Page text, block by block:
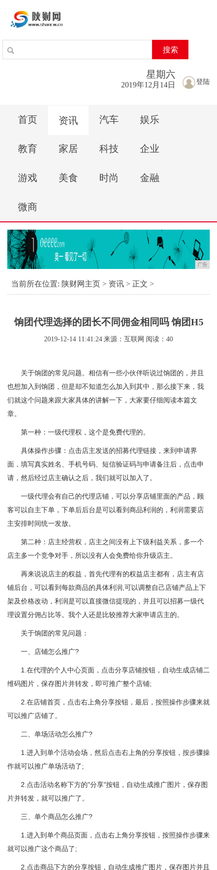
搜索
登陆
星期六
2019年12月14日
首页 资讯 汽车 娱乐
教育 家居 科技 企业
游戏 美食 时尚 金融
微商
广告
当前所在位置: 陕财网主页 > 资讯 > 正文 >
饷团代理选择的团长不同佣金相同吗 饷团H5
2019-12-14 11:41:24 来源：互联网 阅读：40
关于饷团的常见问题。相信有一些小伙伴听说过饷团的，并且
也想加入到饷团，但是却不知道怎么加入到其中，那么接下来，我
们就这个问题来跟大家具体的讲解一下，大家要仔细阅读本篇文
章。
第一种：一级代理权，这个是免费代理的。
具体操作步骤：点击店主发送的招募代理链接，来到申请界
面，填写真实姓名、手机号码、短信验证码与申请备注后，点击申
请，然后经过店主确认之后，我们就可以加入了。
一级代理会有自己的代理店铺，可以分享店铺里面的产品，顾
客可以自主下单，下单后后台是可以看到商品利润的，利润需要店
主安排时间统一发放。
第二种：店主经营权，店主之间没有上下级利益关系，多一个
店主多一个竞争对手，所以没有人会免费给你升级店主。
再来说说店主的权益，首先代理有的权益店主都有，店主有店
铺后台，可以看到每款商品的具体利润,可以调整自己店铺产品上下
架及价格改动，利润是可以直接微信提现的，并且可以招募一级代
理设置分佣占比等。我个人还是比较推荐大家申请店主的。
关于饷团的常见问题：
一、店铺怎么推广?
1.在代理的个人中心页面，点击分享店铺按钮，自动生成店铺二
维码图片，保存图片并转发，即可推广整个店铺;
2.在店铺首页，点击右上角分享按钮，最后，按照操作步骤来就
可以推广店铺了。
二、单场活动怎么推广?
1.进入到单个活动会场，然后点击右上角的分享按钮，按步骤操
作就可以推广单场活动了;
2.点击活动名称下方的"分享"按钮，自动生成推广图片，保存图
片并转发，就可以推广了。
三、单个商品怎么推广?
1.进入到单个商品页面，点击右上角分享按钮，按照操作步骤来
就可以推广这个商品了;
2.点击商品下方的分享按钮，自动生成推广图片，保存图片并且